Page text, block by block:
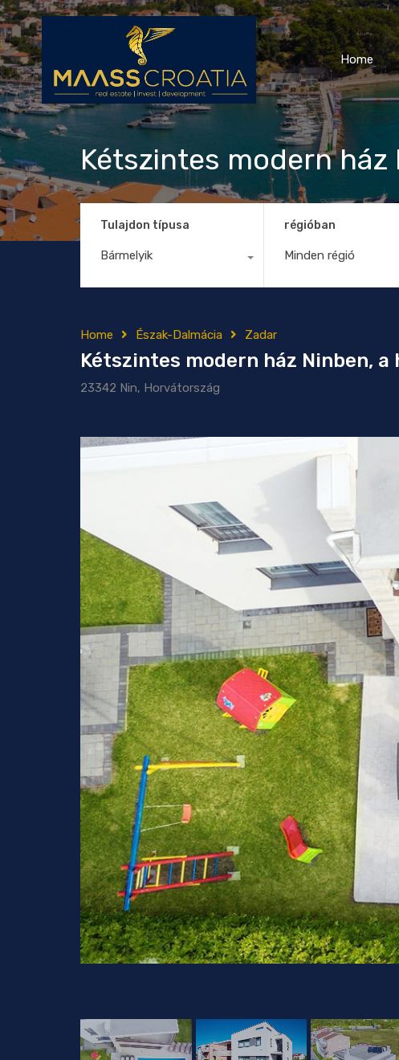
Home
Home
Kétszintes modern
Tulajdon típusa
Bármelyik
régióban
Minden régió
Home Észak-Dalmácia Zadar
Kétszintes modern ház Ninben,
23342 Nin, Horvátország